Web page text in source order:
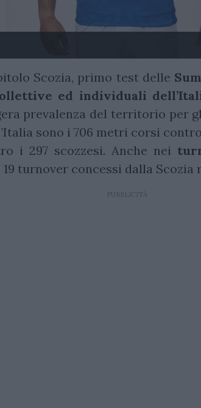
Scozia, primo test delle
ed individuali
prevalenza del territorio per
sono i 706 metri corsi
i 297 scozzesi. Anche nei
turnover concessi dalla Scozia